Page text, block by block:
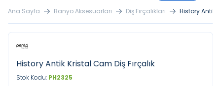
Ana Sayfa Banyo Aksesuarları Diş Fırçalıkları History Antik
History Antik Kristal Cam Diş Fırçalık
Stok Kodu: PH2325